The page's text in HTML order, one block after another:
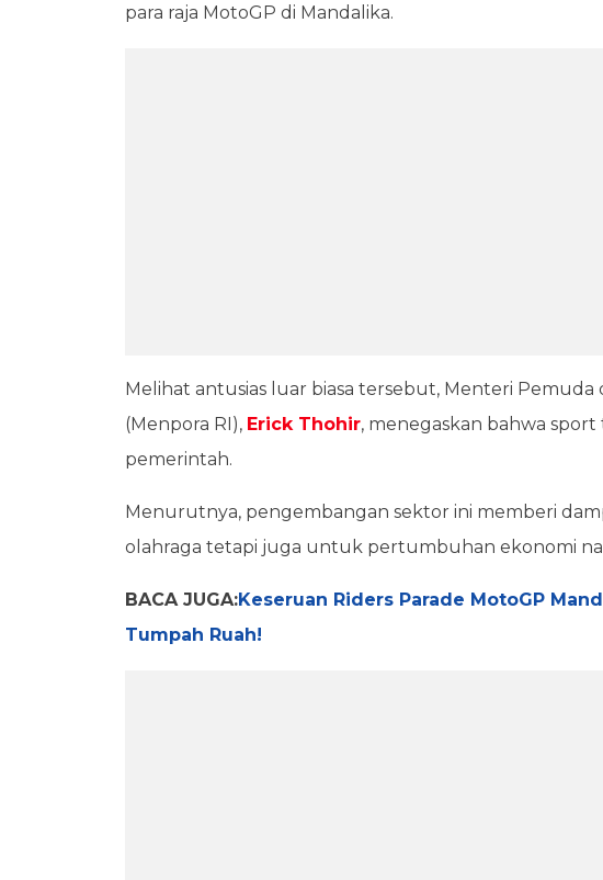
para raja MotoGP di Mandalika.
Melihat antusias luar biasa tersebut, Menteri
(Menpora RI), Erick Thohir, menegaskan bahwa
pemerintah.
Menurutnya, pengembangan sektor ini memberi
olahraga tetapi juga untuk pertumbuhan ekonomi
BACA JUGA:Keseruan Riders Parade MotoGP
Tumpah Ruah!